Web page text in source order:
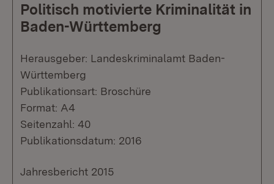
Politisch motivierte Kriminalität in
Baden-Württemberg
Herausgeber: Landeskriminalamt Baden-
Württemberg
Publikationsart: Broschüre
Format: A4
Seitenzahl: 40
Publikationsdatum: 2016
Jahresbericht 2015